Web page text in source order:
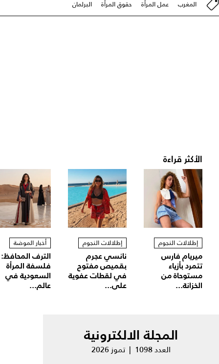
المغرب عمل المرأة حقوق المرأة البرلمان
الأكثر قراءة
إطلالات النجوم
ميريام فارس
تتمرد بأزياء
مستوحاة من
الخزانة...
إطلالات النجوم
نانسي عجرم
بقميص مفتوح
في لقطات عفوية
على...
أخبار الموضة
الترف المحافظ:
فلسفة المرأة
السعودية في
عالم...
المجلة الالكترونية
العدد 1098 | تموز 2026